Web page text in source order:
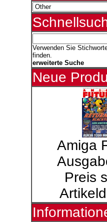
Verwenden Sie
finden.
erweiterte Suche
Neue
Amiga
Preis